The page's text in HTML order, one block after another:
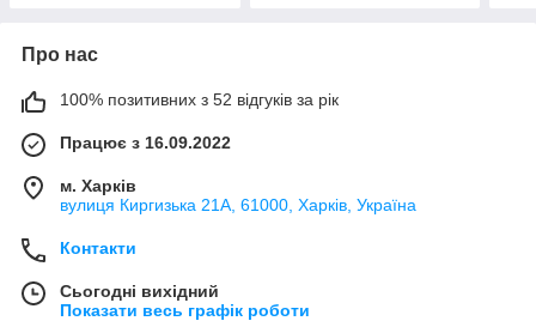
Про нас
100% позитивних з 52 відгуків за рік
Працює з 16.09.2022
м. Харків
вулиця Киргизька 21А, 61000, Харків, Україна
Контакти
Сьогодні вихідний
Показати весь графік роботи